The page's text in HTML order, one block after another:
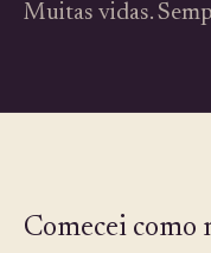
Muitas vidas.
Comecei como